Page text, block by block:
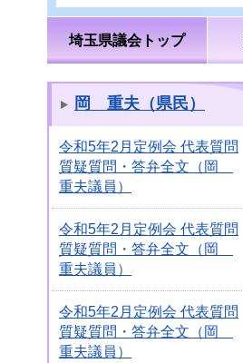
埼玉県議会トップ
岡 重夫（県民）
令和5年2月定例会 代表質問
質疑質問・答弁全文（岡
重夫議員）
令和5年2月定例会 代表質問
質疑質問・答弁全文（岡
重夫議員）
令和5年2月定例会 代表質問
質疑質問・答弁全文（岡
重夫議員）